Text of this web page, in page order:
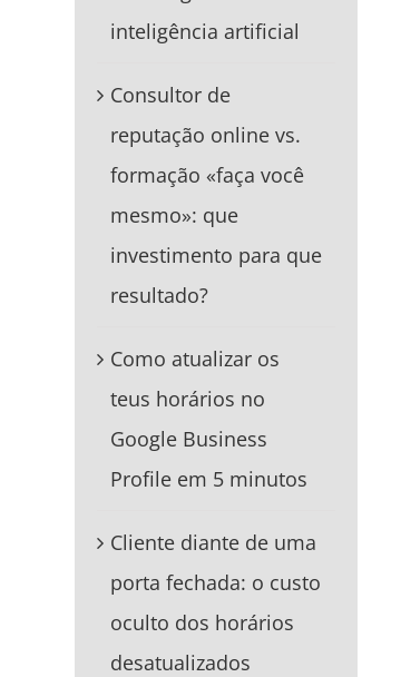
inteligência artificial
Consultor de
reputação online vs.
formação «faça você
mesmo»: que
investimento para que
resultado?
Como atualizar os
teus horários no
Google Business
Profile em 5 minutos
Cliente diante de uma
porta fechada: o custo
oculto dos horários
desatualizados